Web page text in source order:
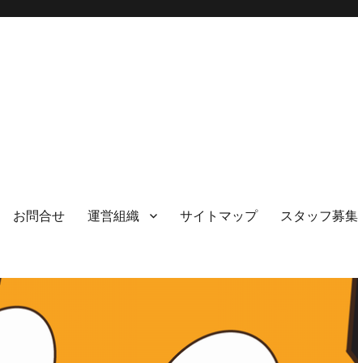
お問合せ 運営組織 サイトマップ スタッフ募集